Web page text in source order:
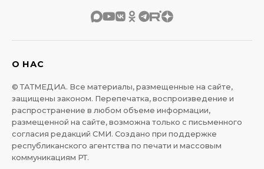
О НАС
© ТАТМЕДИА. Все материалы, размещенные на сайте,
защищены законом. Перепечатка, воспроизведение и
распространение в любом объеме информации,
размещенной на сайте, возможна только с письменного
согласия редакций СМИ. Создано при поддержке
республиканского агентства по печати и массовым
коммуникациям РТ.